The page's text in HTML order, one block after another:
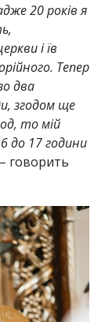
20 років я
і їв
Тепер
два
згодом ще
то мій
до 17 години
– говорить